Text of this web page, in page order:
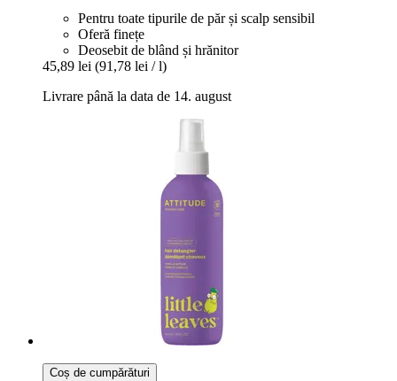
Pentru toate tipurile de păr și scalp sensibil
Oferă finețe
Deosebit de blând și hrănitor
45,89 lei (91,78 lei / l)
Livrare până la data de 14. august
Coș de cumpărături